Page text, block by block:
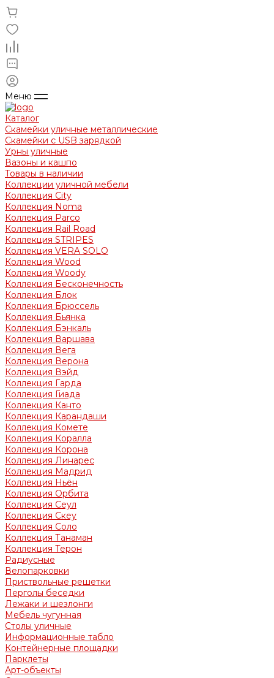
Меню
Каталог
Скамейки уличные металлические
Скамейки с USB зарядкой
Урны уличные
Вазоны и кашпо
Товары в наличии
Коллекции уличной мебели
Коллекция City
Коллекция Noma
Коллекция Parco
Коллекция Rail Road
Коллекция STRIPES
Коллекция VERA SOLO
Коллекция Wood
Коллекция Woody
Коллекция Бесконечность
Коллекция Блок
Коллекция Брюссель
Коллекция Бьянка
Коллекция Бэнкаль
Коллекция Варшава
Коллекция Вега
Коллекция Верона
Коллекция Вэйд
Коллекция Гарда
Коллекция Гиада
Коллекция Канто
Коллекция Карандаши
Коллекция Комете
Коллекция Коралла
Коллекция Корона
Коллекция Линарес
Коллекция Мадрид
Коллекция Ньён
Коллекция Орбита
Коллекция Сеул
Коллекция Скеу
Коллекция Соло
Коллекция Танаман
Коллекция Терон
Радиусные
Велопарковки
Приствольные решетки
Перголы беседки
Лежаки и шезлонги
Мебель чугунная
Столы уличные
Информационные табло
Контейнерные площадки
Парклеты
Арт-объекты